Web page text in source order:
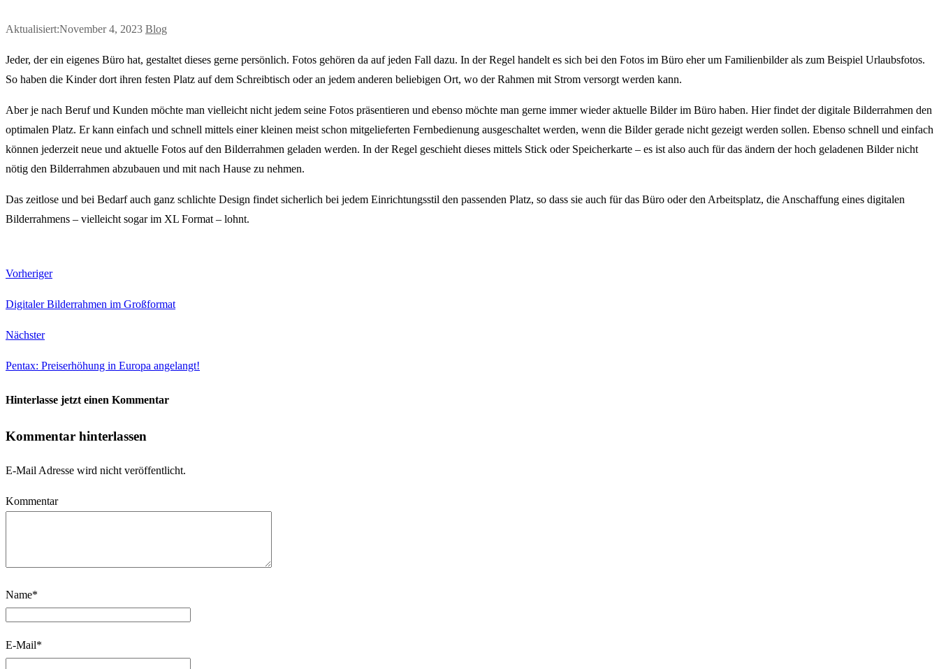
Aktualisiert:November 4, 2023 Blog
Jeder, der ein eigenes Büro hat, gestaltet dieses gerne persönlich. Fotos gehören da auf jeden Fall dazu. In der Regel handelt es sich bei den Fotos im Büro eher um Familienbilder als zum Beispiel Urlaubsfotos.
So haben die Kinder dort ihren festen Platz auf dem Schreibtisch oder an jedem anderen beliebigen Ort, wo der Rahmen mit Strom versorgt werden kann.
Aber je nach Beruf und Kunden möchte man vielleicht nicht jedem seine Fotos präsentieren und ebenso möchte man gerne immer wieder aktuelle Bilder im Büro haben. Hier findet der digitale Bilderrahmen den
optimalen Platz. Er kann einfach und schnell mittels einer kleinen meist schon mitgelieferten Fernbedienung ausgeschaltet werden, wenn die Bilder gerade nicht gezeigt werden sollen. Ebenso schnell und einfach
können jederzeit neue und aktuelle Fotos auf den Bilderrahmen geladen werden. In der Regel geschieht dieses mittels Stick oder Speicherkarte – es ist also auch für das ändern der hoch geladenen Bilder nicht
nötig den Bilderrahmen abzubauen und mit nach Hause zu nehmen.
Das zeitlose und bei Bedarf auch ganz schlichte Design findet sicherlich bei jedem Einrichtungsstil den passenden Platz, so dass sie auch für das Büro oder den Arbeitsplatz, die Anschaffung eines digitalen
Bilderrahmens – vielleicht sogar im XL Format – lohnt.
Vorheriger
Digitaler Bilderrahmen im Großformat
Nächster
Pentax: Preiserhöhung in Europa angelangt!
Hinterlasse jetzt einen Kommentar
Kommentar hinterlassen
E-Mail Adresse wird nicht veröffentlicht.
Kommentar
Name*
E-Mail*